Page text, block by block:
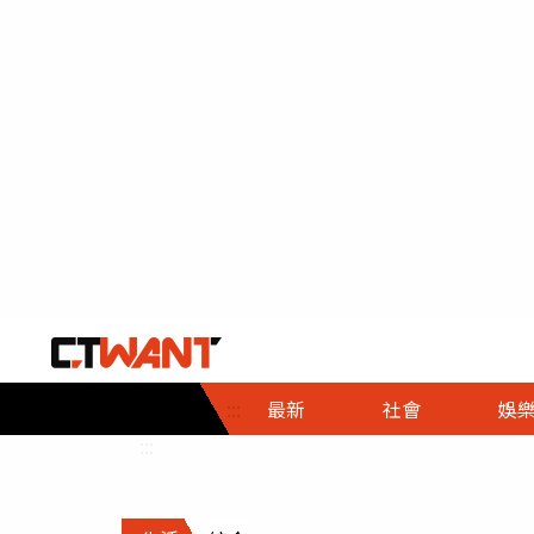
::: 最新 社會
社會首頁
時事
調查
娛樂
娛樂首頁
即時
財經首頁
熱線
政